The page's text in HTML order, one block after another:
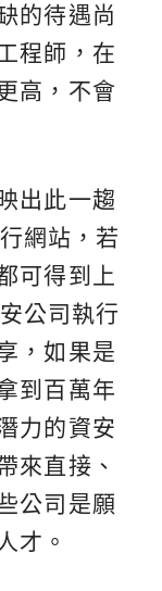
的待遇尚
程師，在
高，不會
出此一趨
網站，若
可得到上
公司執行
，如果是
到百萬年
力的資安
來直接、
公司是願
才。